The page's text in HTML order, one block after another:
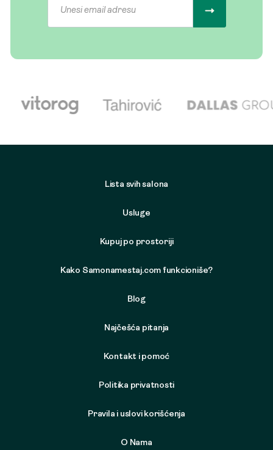
Lista svih salona
Usluge
Kupuj po prostoriji
Kako Samonamestaj.com funkcioniše?
Blog
Najčešća pitanja
Kontakt i pomoć
Politika privatnosti
Pravila i uslovi korišćenja
O Nama